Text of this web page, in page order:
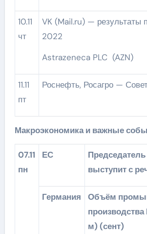
10.11
чт
VK (Mail.ru) — результаты по МСФО 3 кв
2022
Astrazeneca PLC (AZN)
11.11
пт
Роснефть, Росагро —
Макроэкономика и важные
07.11
пн
ЕС
Председатель ЕЦБ Лагард
выступит с
Германия
Объём промышленного
м) (сент)